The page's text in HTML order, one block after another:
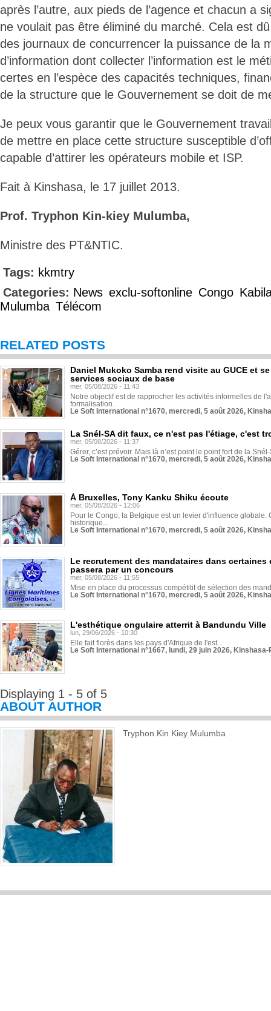
après l’autre, aux pieds de l’agence et chacun a
ne voulait pas être éliminé du marché. Cela est
des journaux de concurrencer la puissance de la
d’information dont collecter l’information est le
certes en l’espèce des capacités techniques,
de la structure que le Gouvernement se doit de
Je peux vous garantir que le Gouvernement
de mettre en place cette structure susceptible
capable d’attirer les opérateurs mobile et ISP.
Fait à Kinshasa, le 17 juillet 2013.
Prof. Tryphon Kin-kiey Mulumba,
Ministre des PT&NTIC.
Tags: kkmtry
Categories: News exclu-softonline Congo
Mulumba Télécom
RELATED POSTS
Daniel Mukoko Samba rend visite au GUCE et
services sociaux de base
mer, 05/08/2026 - 11:43
Notre objectif est de rapprocher les activités informelles de
formalisation.
Le Soft International n°1670, mercredi, 5 août 2026,
La Snél-SA dit faux, ce n'est pas l'étiage, c'est
mer, 05/08/2026 - 11:37
Gérer, c’est prévoir. Mais là n’est point le point fort de la
Le Soft International n°1670, mercredi, 5 août 2026,
À Bruxelles, Tony Kanku Shiku écoute
mer, 05/08/2026 - 12:06
Pour le Congo, la Belgique est un levier d'influence globale.
historique...
Le Soft International n°1670, mercredi, 5 août 2026,
Le recrutement des mandataires dans
passera par un concours
mer, 05/08/2026 - 11:55
Mise en place du processus compétitif de sélection des
Le Soft International n°1670, mercredi, 5 août 2026,
L'esthétique ongulaire atterrit à Bandundu Ville
lun, 29/06/2026 - 10:30
Elle fait florès dans les pays d'Afrique de l'est...
Le Soft International n°1667, lundi, 29 juin 2026,
Displaying 1 - 5 of 5
ABOUT AUTHOR
Tryphon Kin Kiey Mulumba